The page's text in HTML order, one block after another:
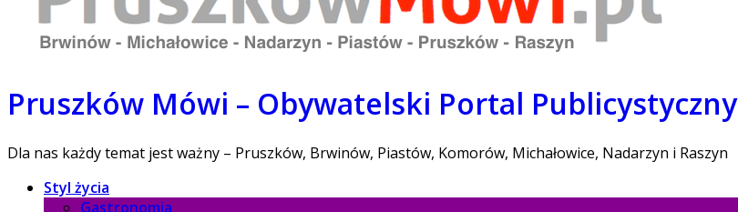
Pruszków Mówi – Obywatelski Portal Publicystyczny
Dla nas każdy temat jest ważny – Pruszków, Brwinów, Piastów, Komorów, Michałowice, Nadarzyn i Raszyn
Styl życia
Gastronomia